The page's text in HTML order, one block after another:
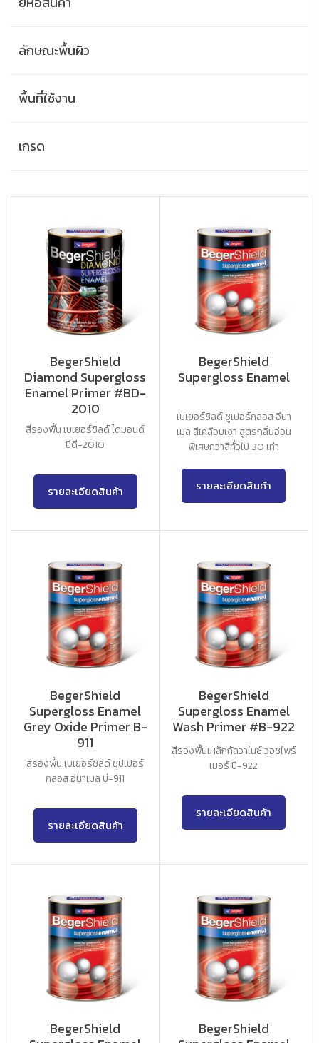
ลักษณะพื้นผิว
พื้นที่ใช้งาน
เกรด
BegerShield
Diamond Supergloss
Enamel Primer #BD-
2010
สีรองพื้น เบเยอร์ชิลด์ ไดมอนด์
บีดี-2010
รายละเอียดสินค้า
BegerShield
Supergloss Enamel
เบเยอร์ชิลด์ ซูเปอร์กลอส อีนา
เมล สีเคลือบเงา สูตรกลิ่นอ่อน
พิเศษกว่าสีทั่วไป 30 เท่า
รายละเอียดสินค้า
BegerShield
Supergloss Enamel
Grey Oxide Primer B-
911
สีรองพื้น เบเยอร์ชิลด์ ซุปเปอร์
กลอส อีนาเมล บี-911
รายละเอียดสินค้า
BegerShield
Supergloss Enamel
Wash Primer #B-922
สีรองพื้นเหล็กกัลวาไนซ์ วอชไพร์
เมอร์ บี-922
รายละเอียดสินค้า
BegerShield
BegerShield